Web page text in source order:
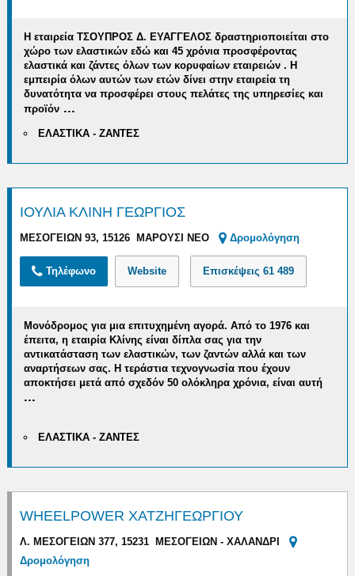
Η εταιρεία ΤΣΟΥΠΡΟΣ Δ. ΕΥΑΓΓΕΛΟΣ δραστηριοποιείται στο
χώρο των ελαστικών εδώ και 45 χρόνιαπροσφέροντας
ελαστικά και ζάντες όλων των κορυφαίων εταιρειών . Η
εμπειρία όλων αυτών των ετών δίνει στην εταιρεία τη
δυνατότητα ναπροσφέρει στους πελάτες της υπηρεσίες και
προϊόν ...
ΕΛΑΣΤΙΚΑ - ΖΑΝΤΕΣ
ΙΟΥΛΙΑ ΚΛΙΝΗ ΓΕΩΡΓΙΟΣ
ΜΕΣΟΓΕΙΩΝ 93, 15126 ΜΑΡΟΥΣΙ ΝΕΟ Δρομολόγηση
Τηλέφωνο Website Επισκέψεις61 489
Μονόδρομος για μια επιτυχημένη αγορά.Από το 1976 και
έπειτα, η εταιρία Κλίνης είναι δίπλα σαςγια την
αντικατάστασητων ελαστικών, των ζαντών αλλά και των
αναρτήσεων σας. Η τεράστια τεχνογνωσία που έχουν
αποκτήσει μετά από σχεδόν 50 ολόκληρα χρόνια, είναι αυτή
...
ΕΛΑΣΤΙΚΑ - ΖΑΝΤΕΣ
WHEELPOWER ΧΑΤΖΗΓΕΩΡΓΙΟΥ
Λ. ΜΕΣΟΓΕΙΩΝ 377, 15231 ΜΕΣΟΓΕΙΩΝ - ΧΑΛΑΝΔΡΙ
Δρομολόγηση